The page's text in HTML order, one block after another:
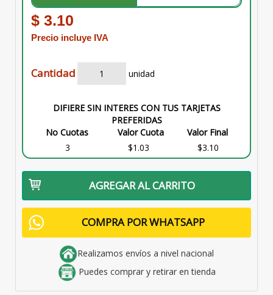
$ 3.10
Precio incluye IVA
Cantidad unidad
DIFIERE SIN INTERES CON TUS TARJETAS
PREFERIDAS
No Cuotas
Valor Cuota
Valor Final
3
$1.03 $3.10
AGREGAR AL CARRITO
COMPRA POR WHATSAPP
Realizamos envíos a nivel nacional
Puedes comprar y retirar en tienda